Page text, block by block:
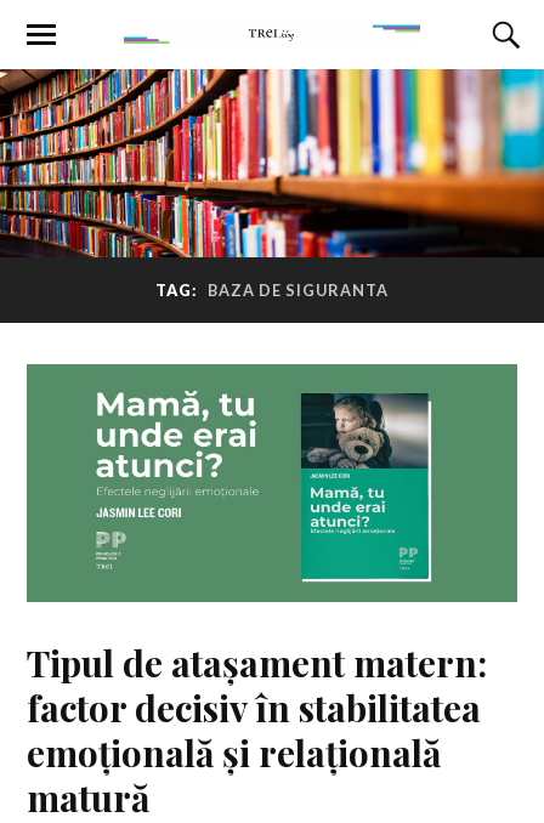
TAG: BAZA DE SIGURANTA
Tipul de atașament matern:
factor decisiv în stabilitatea
emoțională și relațională
matură